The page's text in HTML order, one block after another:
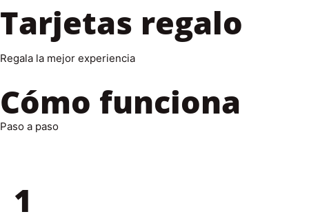
Tarjetas regalo
Regala la mejor experiencia
Cómo funciona​
Paso a paso
1